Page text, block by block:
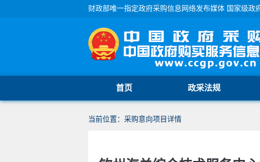
财政部唯一指定政府采购信息网络发布媒体 国家级政
首页 政采法规
当前位置：采购意向项目详情